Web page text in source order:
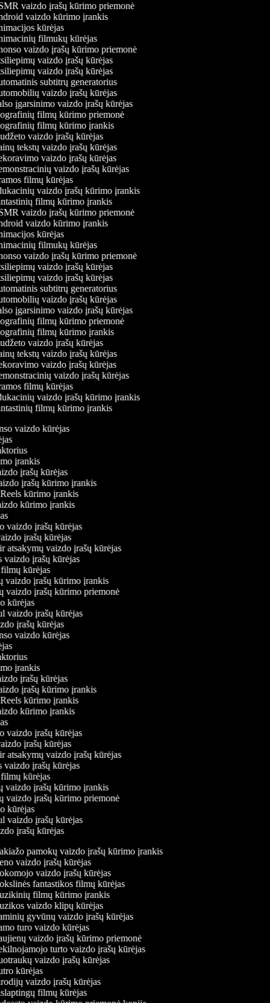
vaizdo įrašų kūrimo priemonė
vaizdo kūrimo įrankis
kūrėjas
filmukų kūrėjas
vaizdo įrašų kūrimo priemonė
vaizdo įrašų kūrėjas
vaizdo įrašų kūrėjas
subtitrų generatorius
vaizdo įrašų kūrėjas
įgarsinimo vaizdo įrašų kūrėjas
filmų kūrimo priemonė
filmų kūrimo įrankis
vaizdo įrašų kūrėjas
tekstų vaizdo įrašų kūrėjas
vaizdo įrašų kūrėjas
vaizdo įrašų kūrėjas
filmų kūrėjas
vaizdo įrašų kūrimo įrankis
filmų kūrimo įrankis
vaizdo įrašų kūrimo priemonė
vaizdo kūrimo įrankis
kūrėjas
filmukų kūrėjas
vaizdo įrašų kūrimo priemonė
vaizdo įrašų kūrėjas
vaizdo įrašų kūrėjas
subtitrų generatorius
vaizdo įrašų kūrėjas
įgarsinimo vaizdo įrašų kūrėjas
filmų kūrimo priemonė
filmų kūrimo įrankis
vaizdo įrašų kūrėjas
tekstų vaizdo įrašų kūrėjas
vaizdo įrašų kūrėjas
vaizdo įrašų kūrėjas
filmų kūrėjas
vaizdo įrašų kūrimo įrankis
filmų kūrimo įrankis
vaizdo kūrėjas
įrankis
įrašų kūrėjas
įrašų kūrimo įrankis
Reels kūrimo įrankis
kūrimo įrankis
vaizdo įrašų kūrėjas
įrašų kūrėjas
atsakymų vaizdo įrašų kūrėjas
vaizdo įrašų kūrėjas
filmų kūrėjas
vaizdo įrašų kūrimo įrankis
vaizdo įrašų kūrimo priemonė
kūrėjas
vaizdo įrašų kūrėjas
įrašų kūrėjas
vaizdo kūrėjas
įrankis
įrašų kūrėjas
įrašų kūrimo įrankis
Reels kūrimo įrankis
kūrimo įrankis
vaizdo įrašų kūrėjas
įrašų kūrėjas
atsakymų vaizdo įrašų kūrėjas
vaizdo įrašų kūrėjas
filmų kūrėjas
vaizdo įrašų kūrimo įrankis
vaizdo įrašų kūrimo priemonė
kūrėjas
vaizdo įrašų kūrėjas
įrašų kūrėjas
pamokų vaizdo įrašų kūrimo įrankis
vaizdo įrašų kūrėjas
vaizdo įrašų kūrėjas
fantastikos filmų kūrėjas
filmų kūrimo įrankis
vaizdo klipų kūrėjas
gyvūnų vaizdo įrašų kūrėjas
turo vaizdo kūrėjas
vaizdo įrašų kūrimo priemonė
turto vaizdo įrašų kūrėjas
vaizdo įrašų kūrėjas
kūrėjas
vaizdo įrašų kūrėjas
filmų kūrėjas